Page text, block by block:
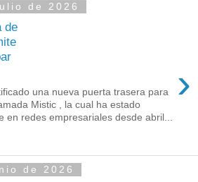
de 2026
de
›
una nueva puerta trasera para
Mistic , la cual ha estado
en redes empresariales desde abril...
de 2026